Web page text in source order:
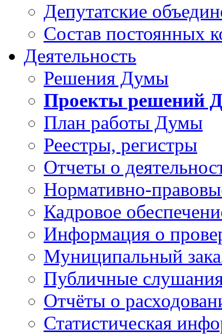
Депутатские
Состав постоянных
Деятельность
Решения Думы
Проекты решений
План работы Думы
Реестры, регистры
Отчеты о
Нормативно-
Кадровое
Информация о
Муниципальный
Публичные
Отчёты о
Статистическая